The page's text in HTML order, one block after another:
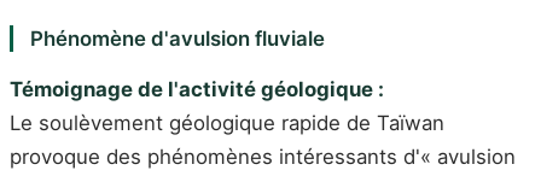
Phénomène d'avulsion fluviale
Témoignage de l'activité géologique :
Le soulèvement géologique rapide de Taïwan
provoque des phénomènes intéressants d'« avulsion